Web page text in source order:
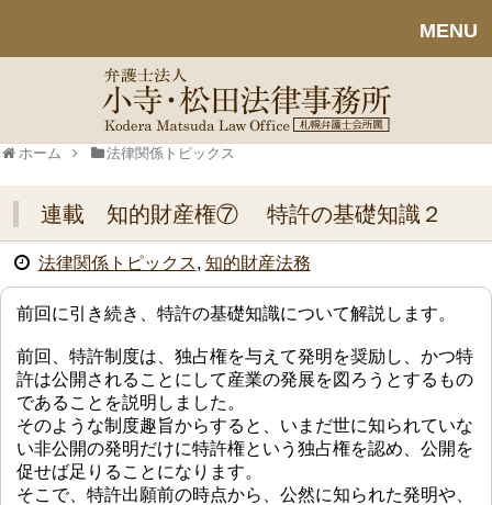
MENU
ホーム 法律関係トピックス
連載 知的財産権⑦ 特許の基礎知識２
法律関係トピックス, 知的財産法務
前回に引き続き、特許の基礎知識について解説します。
前回、特許制度は、独占権を与えて発明を奨励し、かつ特
許は公開されることにして産業の発展を図ろうとするもの
であることを説明しました。
そのような制度趣旨からすると、いまだ世に知られていな
い非公開の発明だけに特許権という独占権を認め、公開を
促せば足りることになります。
そこで、特許出願前の時点から、公然に知られた発明や、